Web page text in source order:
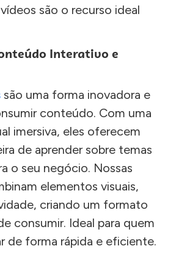
são o recurso ideal
Interativo e
são uma forma inovadora e
conteúdo. Com uma
imersiva, eles oferecem
de aprender sobre temas
o seu negócio. Nossas
elementos visuais,
criando um formato
consumir. Ideal para quem
de forma rápida e eficiente.